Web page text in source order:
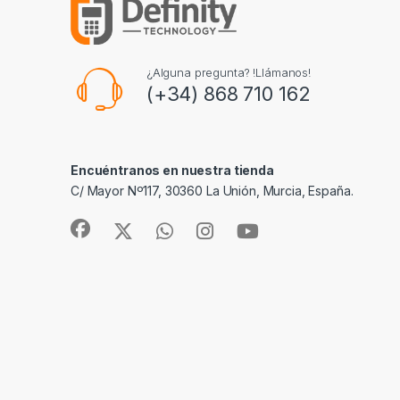
¿Alguna pregunta? !Llámanos!
(+34) 868 710 162
Encuéntranos en nuestra tienda
C/ Mayor Nº117, 30360 La Unión, Murcia, España.